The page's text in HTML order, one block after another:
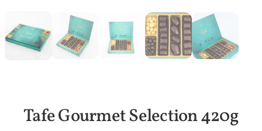
Tafe Gourmet Selection 420g